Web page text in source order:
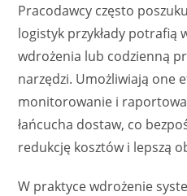
Pracodawcy często
logistyk przykłady potrafią
wdrożenia lub codzienną
narzędzi. Umożliwiają one
monitorowanie i
łańcucha dostaw, co
redukcję kosztów i lepszą
W praktyce wdrożenie